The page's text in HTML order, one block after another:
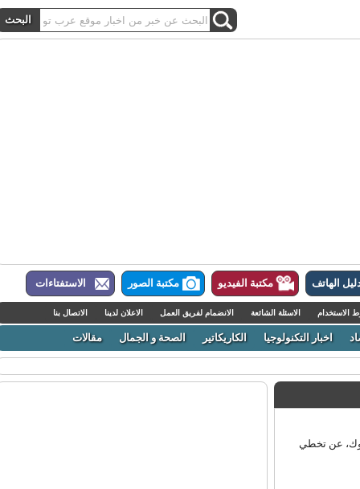
الهاتف مكتبة الفيديو مكتبة الصور الاستفتاءات
الاسئلة الشائعة الانضمام لفريق العمل الاعلان لدينا الاتصال بنا
اخبار التكنولوجيا الكاريكاتير الصحة و الجمال مقالات
عن تخطي